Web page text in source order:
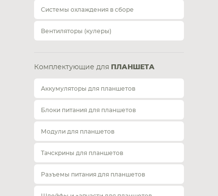
Системы охлаждения в сборе
Вентиляторы (кулеры)
Комплектующие для ПЛАНШЕТА
Аккумуляторы для планшетов
Блоки питания для планшетов
Модули для планшетов
Тачскрины для планшетов
Разъемы питания для планшетов